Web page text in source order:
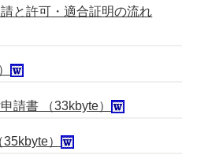
と許可・適合証明の流れ
請書 （33kbyte）
）